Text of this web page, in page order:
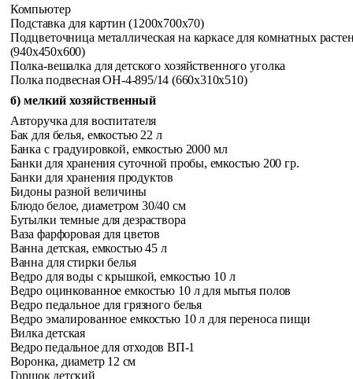
Компьютер
Подставка для картин (1200x700x70)
Подцветочница металлическая на каркасе для комнатных
(940x450x600)
Полка-вешалка для детского хозяйственного уголка
Полка подвесная ОН-4-895/14 (660x310x510)
б) мелкий хозяйственный
Авторучка для воспитателя
Бак для белья, емкостью 22 л
Банка с градуировкой, емкостью 2000 мл
Банки для хранения суточной пробы, емкостью 200 гр.
Банки для хранения продуктов
Бидоны разной величины
Блюдо белое, диаметром 30/40 см
Бутылки темные для дезраствора
Ваза фарфоровая для цветов
Ванна детская, емкостью 45 л
Ванна для стирки белья
Ведро для воды с крышкой, емкостью 10 л
Ведро оцинкованное емкостью 10 л для мытья полов
Ведро педальное для грязного белья
Ведро эмалированное емкостью 10 л для переноса пищи
Вилка детская
Ведро педальное для отходов ВП-1
Воронка, диаметр 12 см
Горшок детский